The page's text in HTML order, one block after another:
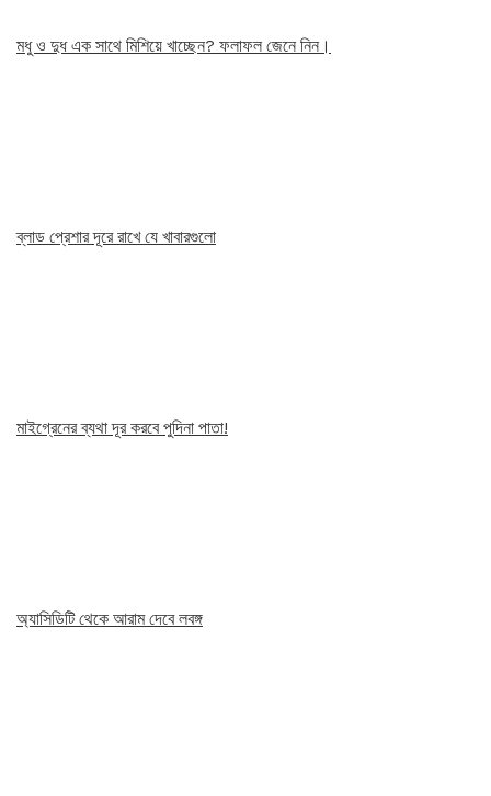
মধু ও দুধ এক সাথে মিশিয়ে খাচ্ছেন? ফলাফল জেনে নিন।
ব্লাড প্রেশার দূরে রাখে যে খাবারগুলো
মাইগ্রেনের ব্যথা দূর করবে পুদিনা পাতা!
অ্যাসিডিটি থেকে আরাম দেবে লবঙ্গ